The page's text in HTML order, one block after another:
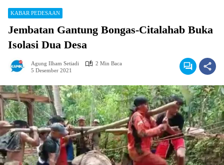
KABAR PEDESAAN
Jembatan Gantung Bongas-Citalahab Buka
Isolasi Dua Desa
Agung Ilham Setiadi
2 Min Baca
5 Desember 2021